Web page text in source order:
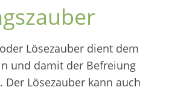
Lösezauber dient dem
und damit der Befreiung
Der Lösezauber kann auch